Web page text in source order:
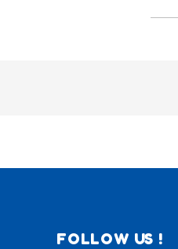
FOLLOW US !